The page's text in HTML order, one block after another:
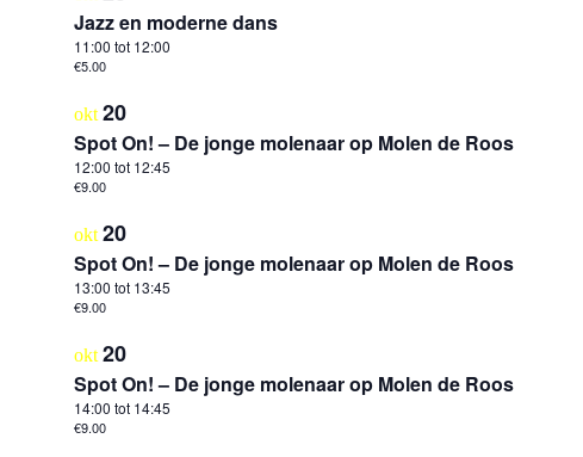
Jazz en moderne dans
11:00 tot 12:00
€5.00
okt 20
Spot On! – De jonge molenaar op Molen de Roos
12:00 tot 12:45
€9.00
okt 20
Spot On! – De jonge molenaar op Molen de Roos
13:00 tot 13:45
€9.00
okt 20
Spot On! – De jonge molenaar op Molen de Roos
14:00 tot 14:45
€9.00